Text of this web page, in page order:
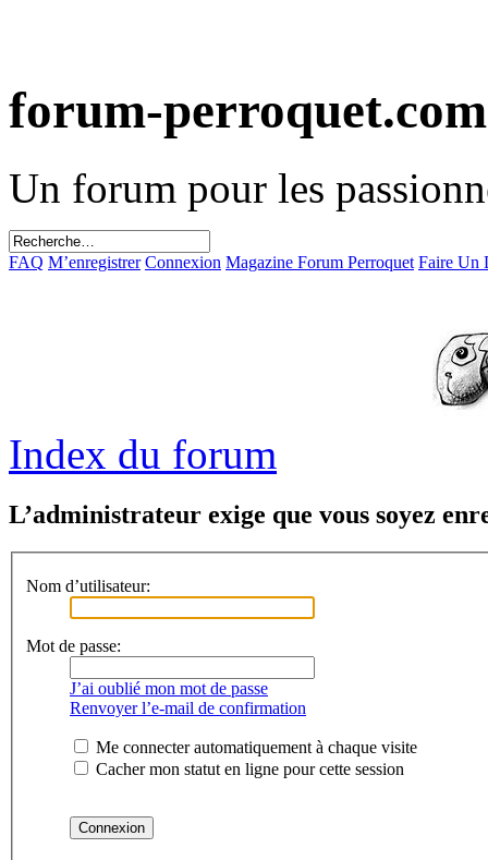
forum-perroquet.com
Un forum pour les
FAQ M’enregistrer Connexion Magazine Forum Perroquet Faire Un
Index du forum
L’administrateur exige que vous soyez
Nom d’utilisateur:
Mot de passe:
J’ai oublié mon mot de passe
Renvoyer l’e-mail de confirmation
Me connecter automatiquement à chaque visite
Cacher mon statut en ligne pour cette session